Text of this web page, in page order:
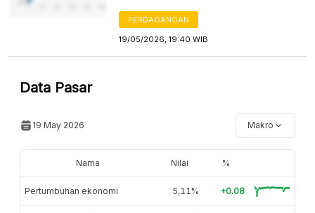
PERDAGANGAN
19/05/2026, 19:40 WIB
Data Pasar
19 May 2026 Makro
Nama Nilai %
Pertumbuhan ekonomi 5,11% +0.08